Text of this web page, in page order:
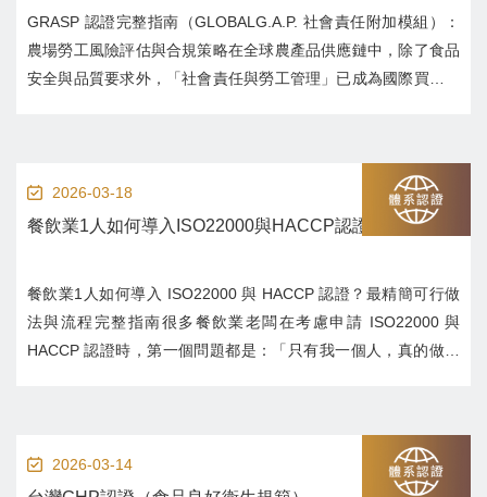
GRASP 認證完整指南（GLOBALG.A.P. 社會責任附加模組）：
農場勞工風險評估與合規策略在全球農產品供應鏈中，除了食品
安全與品質要求外，「社會責任與勞工管理」已成為國際買家的
2026-03-18
餐飲業1人如何導入ISO22000與HACCP認證？
餐飲業1人如何導入 ISO22000 與 HACCP 認證？最精簡可行做
法與流程完整指南很多餐飲業老闆在考慮申請 ISO22000 與
HACCP 認證時，第一個問題都是：「只有我一個人，真的做得
2026-03-14